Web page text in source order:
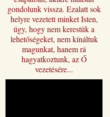
gondolunk vissza. Ezalatt sok
helyre vezetett minket Isten,
úgy, hogy nem kerestük a
lehetőségeket, nem kínáltuk
magunkat, hanem rá
hagyatkoztunk, az Ő
vezetésére...